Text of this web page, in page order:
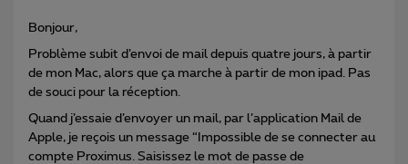
Bonjour,
Problème subit d’envoi de mail depuis quatre jours, à partir
de mon Mac, alors que ça marche à partir de mon ipad. Pas
de souci pour la réception.
Quand j’essaie d’envoyer un mail, par l’application Mail de
Apple, je reçois un message “Impossible de se connecter au
compte Proximus. Saisissez le mot de passe de